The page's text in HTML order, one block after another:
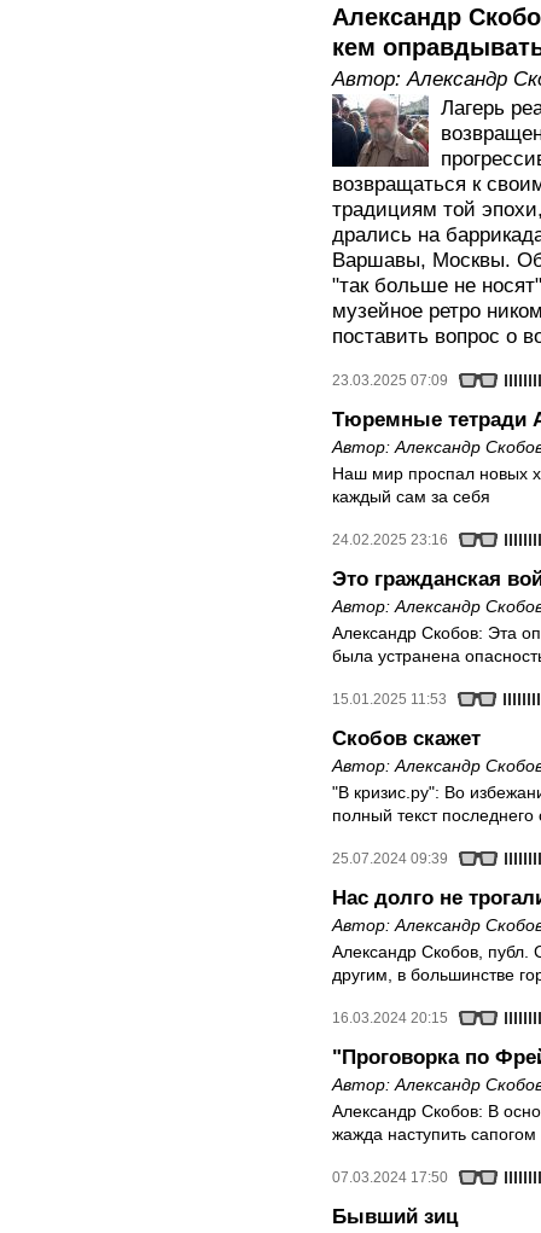
Александр
кем
Автор:Александр
Лагерь
возвращаться к
традициям той
дрались на
Варшавы, Москвы.
"так больше не
музейное ретро
поставить вопрос о
23.03.2025 07:09
Тюремные тетради
Автор: Александр
Наш мир проспал новых
каждый сам за себя
24.02.2025 23:16
Это гражданская
Автор: Александр
Александр Скобов: Эта
была устранена
15.01.2025 11:53
Скобов скажет
Автор: Александр
"В кризис.ру": Во
полный текст
25.07.2024 09:39
Нас долго не
Автор: Александр
Александр Скобов, публ.
другим, в большинстве
16.03.2024 20:15
"Проговорка по
Автор: Александр
Александр Скобов: В
жажда наступить сапогом
07.03.2024 17:50
Бывший зиц